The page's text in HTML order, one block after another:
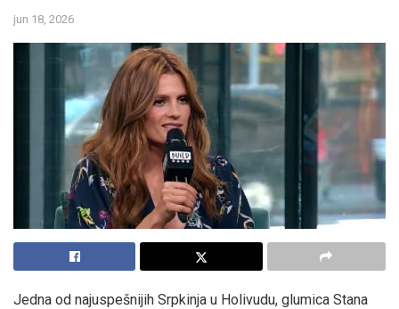
jun 18, 2026
Jedna od najuspešnijih Srpkinja u Holivudu, glumica Stana